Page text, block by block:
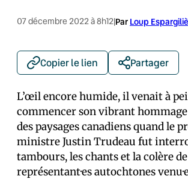
07 décembre 2022 à 8h12|Par Loup
Copier le lien Partager
L’œil encore humide, il venait à
commencer son vibrant hommage
des paysages canadiens quand le
ministre Justin Trudeau fut
tambours, les chants et la colère de
représentant·es autochtones